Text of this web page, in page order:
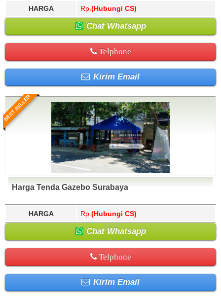
HARGA Rp. (Hubungi CS)
Chat Whatsapp
Telphone
Kirim Email
BEST SELLER
Harga Tenda Gazebo Surabaya
HARGA Rp. (Hubungi CS)
Chat Whatsapp
Telphone
Kirim Email